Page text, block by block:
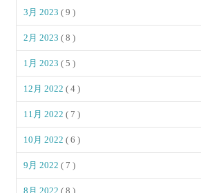
3月 2023( 9 )
2月 2023( 8 )
1月 2023( 5 )
12月 2022( 4 )
11月 2022( 7 )
10月 2022( 6 )
9月 2022( 7 )
8月 2022( 8 )